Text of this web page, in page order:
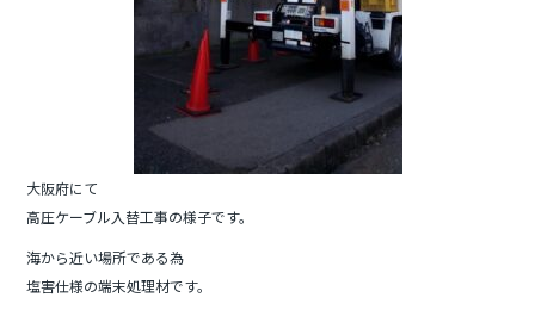
大阪府にて
高圧ケーブル入替工事の様子です。
海から近い場所である為
塩害仕様の端末処理材です。